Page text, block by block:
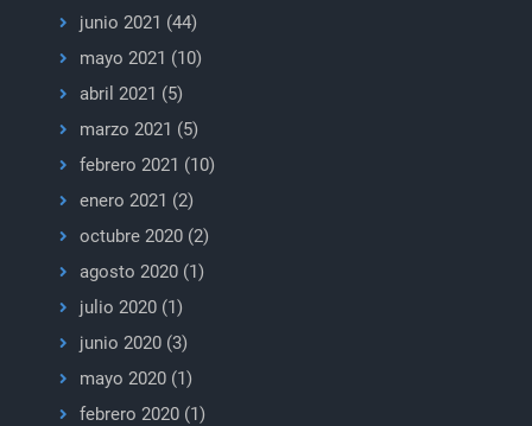
junio 2021 (44)
mayo 2021 (10)
abril 2021 (5)
marzo 2021 (5)
febrero 2021 (10)
enero 2021 (2)
octubre 2020(2)
agosto 2020(1)
julio 2020(1)
junio 2020(3)
mayo 2020(1)
febrero 2020(1)